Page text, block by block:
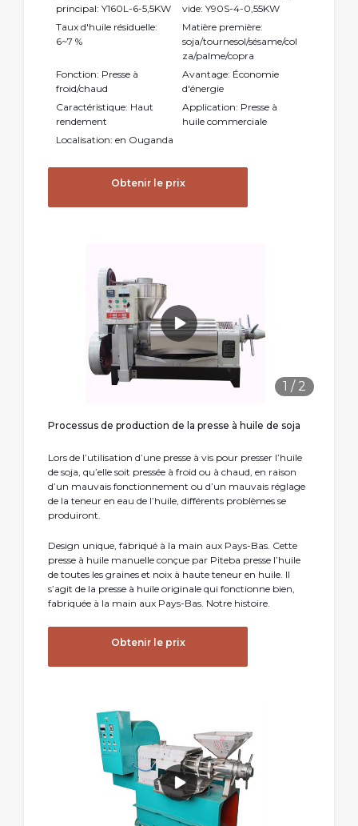
principal: Y160L-6-5,5KW
vide: Y90S-4-0,55KW
Taux d'huile résiduelle:
6~7 %
Matière première:
soja/tournesol/sésame/col
za/palme/copra
Fonction: Presse à
froid/chaud
Avantage: Économie
d'énergie
Caractéristique: Haut
rendement
Application: Presse à
huile commerciale
Localisation: en Ouganda
Obtenir le prix
1 / 2
Processus de production de la presse à huile de soja
Lors de l’utilisation d’une presse à vis pour presser l’huile
de soja, qu’elle soit pressée à froid ou à chaud, en raison
d’un mauvais fonctionnement ou d’un mauvais réglage
de la teneur en eau de l’huile, différents problèmes se
produiront.
Design unique, fabriqué à la main aux Pays-Bas. Cette
presse à huile manuelle conçue par Piteba presse l’huile
de toutes les graines et noix à haute teneur en huile. Il
s’agit de la presse à huile originale qui fonctionne bien,
fabriquée à la main aux Pays-Bas. Notre histoire.
Obtenir le prix